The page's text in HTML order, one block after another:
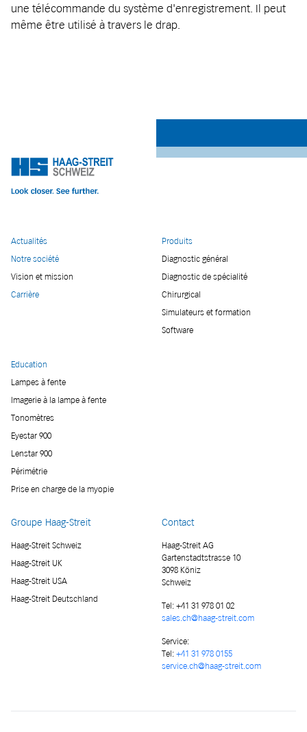
une télécommande du système d'enregistrement. Il peut
même être utilisé à travers le drap.
Actualités
Notre société
Vision et mission
Carrière
Produits
Diagnostic général
Diagnostic de spécialité
Chirurgical
Simulateurs et formation
Software
Education
Lampes à fente
Imagerie à la lampe à fente
Tonomètres
Eyestar 900
Lenstar 900
Périmétrie
Prise en charge de la myopie
Groupe Haag-Streit
Haag-Streit Schweiz
Haag-Streit UK
Haag-Streit USA
Haag-Streit Deutschland
Contact
Haag-Streit AG
Gartenstadtstrasse 10
3098 Köniz
Schweiz
Tel: +41 31 978 01 02
sales.ch@haag-streit.com
Service:
Tel: +41 31 978 0155
service.ch@haag-streit.com